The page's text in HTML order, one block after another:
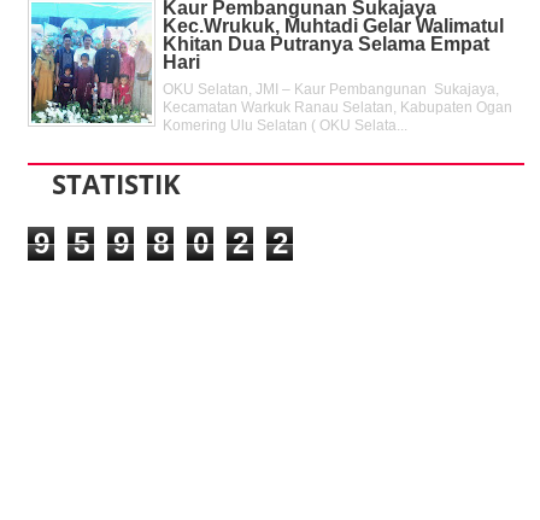
Kaur Pembangunan Sukajaya
Kec.Wrukuk, Muhtadi Gelar Walimatul
Khitan Dua Putranya Selama Empat
Hari
OKU Selatan, JMI – Kaur Pembangunan Sukajaya,
Kecamatan Warkuk Ranau Selatan, Kabupaten Ogan
Komering Ulu Selatan ( OKU Selata...
STATISTIK
9 5 9 8 0 2 2